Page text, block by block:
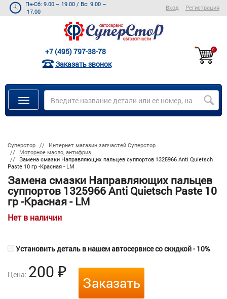
Пн-Сб: 9.00 – 19.00 / Вс: 9.00 –
17.00
Вход Регистрация
+7 (495) 797-38-78
Заказать звонок
0
Суперстор
Интернет магазин запчастей Суперстор
Моторное масло, антифриз
Замена смазки Направляющих пальцев суппортов 1325966 Anti Quietsch
Paste 10 гр -Красная - LM
Замена смазки Направляющих пальцев
суппортов 1325966 Anti Quietsch Paste 10
гр -Красная - LM
Нет в наличии
Установить деталь в нашем автосервисе со скидкой - 10%
Цена: 200 ₽
Заказать